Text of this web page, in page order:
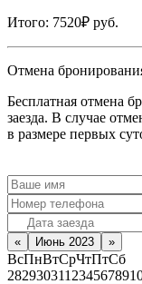
Итого: 7520₽ руб.
Отмена
Бесплатная отмена
заезда. В случае
в размере первых
« Июнь 2023 »
ВсПнВтСрЧтПтСб
282930311 23456789